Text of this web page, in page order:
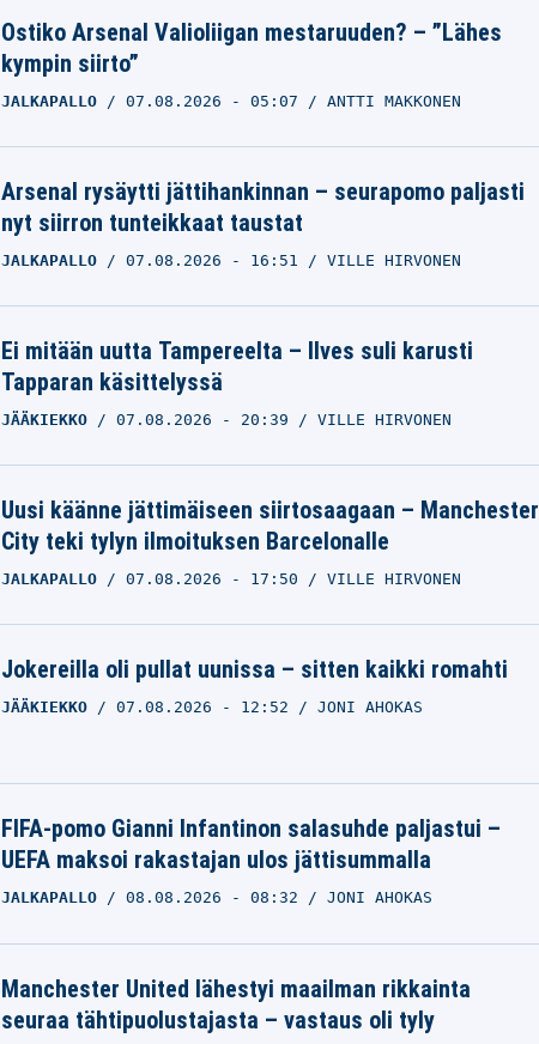
Ostiko Arsenal Valioliigan mestaruuden? – ”Lähes
kympin siirto”
JALKAPALLO 07.08.2026 - 05:07 ANTTI MAKKONEN
Arsenal rysäytti jättihankinnan – seurapomo paljasti
nyt siirron tunteikkaat taustat
JALKAPALLO 07.08.2026 - 16:51 VILLE HIRVONEN
Ei mitään uutta Tampereelta – Ilves suli karusti
Tapparan käsittelyssä
JÄÄKIEKKO 07.08.2026 - 20:39 VILLE HIRVONEN
Uusi käänne jättimäiseen siirtosaagaan – Manchester
City teki tylyn ilmoituksen Barcelonalle
JALKAPALLO 07.08.2026 - 17:50 VILLE HIRVONEN
Jokereilla oli pullat uunissa – sitten kaikki romahti
JÄÄKIEKKO 07.08.2026 - 12:52 JONI AHOKAS
FIFA-pomo Gianni Infantinon salasuhde paljastui –
UEFA maksoi rakastajan ulos jättisummalla
JALKAPALLO 08.08.2026 - 08:32 JONI AHOKAS
Manchester United lähestyi maailman rikkainta
seuraa tähtipuolustajasta – vastaus oli tyly